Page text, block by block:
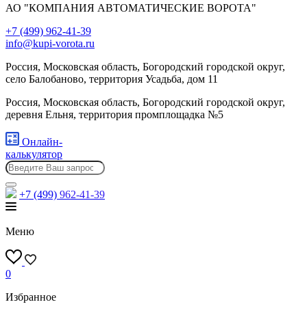
АО "КОМПАНИЯ АВТОМАТИЧЕСКИЕ ВОРОТА"
+7 (499) 962-41-39
info@kupi-vorota.ru
Россия, Московская область, Богородский городской округ,
село Балобаново, территория Усадьба, дом 11
Россия, Московская область, Богородский городской округ,
деревня Ельня, территория промплощадка №5
Онлайн-
калькулятор
+7 (499) 962-41-39
Меню
0
Избранное